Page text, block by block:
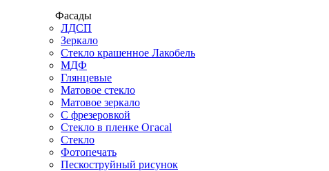
Фасады
ЛДСП
Зеркало
Стекло крашенное Лакобель
МДФ
Глянцевые
Матовое стекло
Матовое зеркало
С фрезеровкой
Стекло в пленке Огасаl
Стекло
Фотопечать
Пескоструйный рисунок